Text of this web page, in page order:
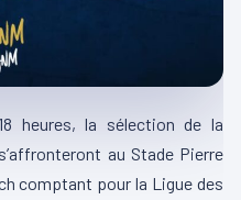
heures, la sélection de la
au Stade Pierre
comptant pour la Ligue des